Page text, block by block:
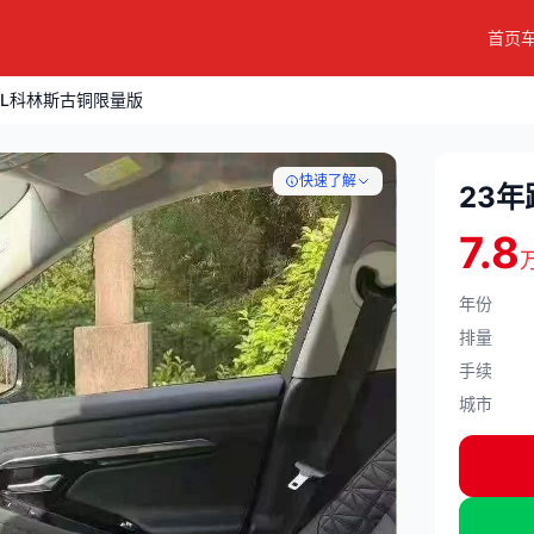
首页
科林斯古铜限量版
快速了解 23年
7.8
年份
排量
手续
城市